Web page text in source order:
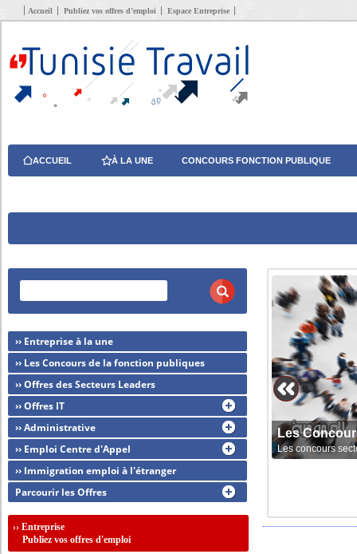
Accueil Publiez vos offres d’emploi Espace Entreprise
ACCUEIL À LA UNE CONCOURS FONCTION PUBLIQUE
Les
Les concours
›› Entreprise à la une
›› Les Concours de la fonction publiques
›› Offres des Secteurs Leaders
›› Offres IT
›› Administrative
›› Emploi Centre d'Appel
›› Immigration emploi à l'étranger
Parcourir les Offres
››Entreprise
Publiez vos offres d'emploi